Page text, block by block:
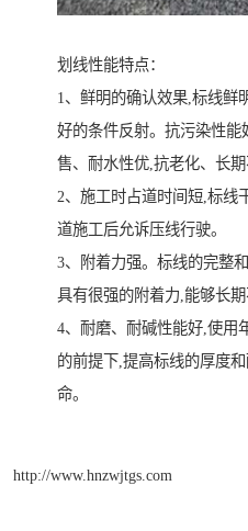
划线性能特点：
1、鲜明的确认效果,标线鲜
好的条件反射。抗污染性
售、耐水性优,抗老化、长期
2、施工时占道时间短,标线
道施工后允诉压线行驶。
3、附着力强。标线的完整
具有很强的附着力,能够长期
4、耐磨、耐碱性能好,使用
的前提下,提高标线的厚度
命。
http://www.hnzwjtgs.com